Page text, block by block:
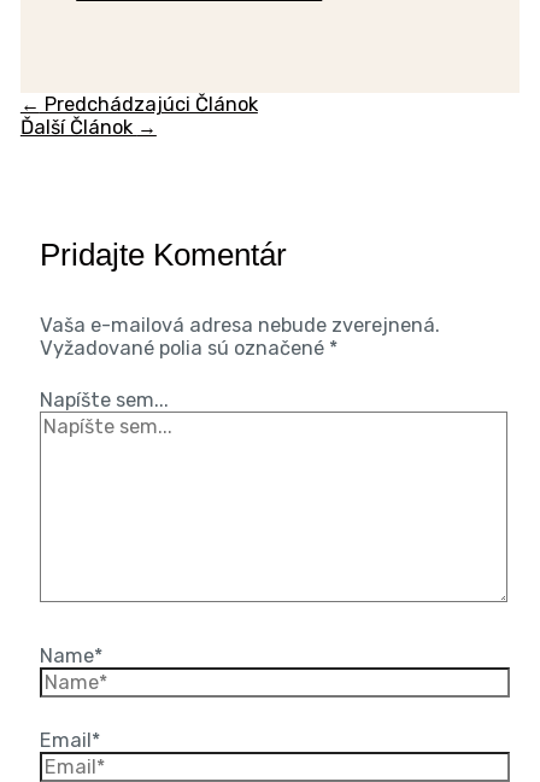
← Predchádzajúci Článok
Ďalší Článok →
Pridajte Komentár
Vaša e-mailová adresa nebude zverejnená.
Vyžadované polia sú označené *
Napíšte sem...
Name*
Email*